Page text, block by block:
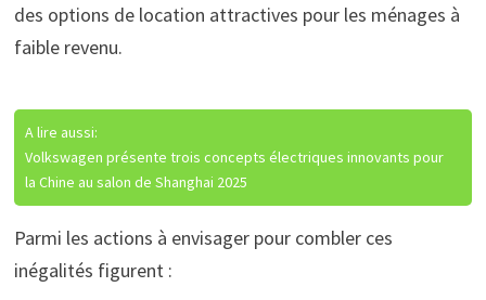
des options de location attractives pour les ménages à
faible revenu.
A lire aussi:
Volkswagen présente trois concepts électriques innovants pour
la Chine au salon de Shanghai 2025
Parmi les actions à envisager pour combler ces
inégalités figurent :